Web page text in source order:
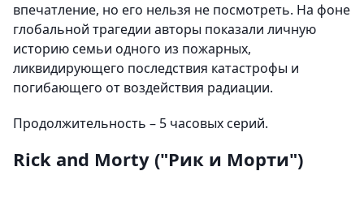
впечатление, но его нельзя не посмотреть. На фоне
глобальной трагедии авторы показали личную
историю семьи одного из пожарных,
ликвидирующего последствия катастрофы и
погибающего от воздействия радиации.
Продолжительность – 5 часовых серий.
Rick and Morty ("Рик и Морти")